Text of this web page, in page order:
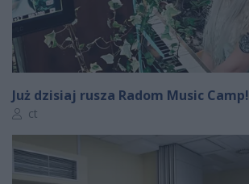
Już dzisiaj rusza Radom Music Camp!
Autor artykułu:
ct